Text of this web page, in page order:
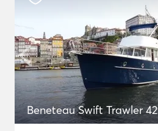
Beneteau Swift Trawler 42